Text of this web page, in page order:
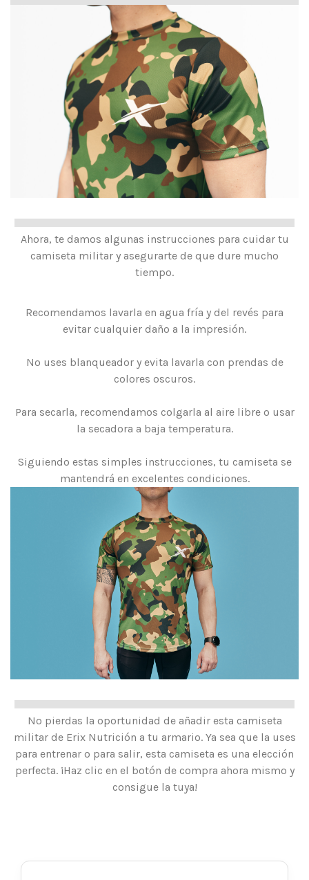
Ahora, te damos algunas instrucciones para cuidar tu
camiseta militar y asegurarte de que dure mucho
tiempo.
Recomendamos lavarla en agua fría y del revés para
evitar cualquier daño a la impresión.
No uses blanqueador y evita lavarla con prendas de
colores oscuros.
Para secarla, recomendamos colgarla al aire libre o usar
la secadora a baja temperatura.
Siguiendo estas simples instrucciones, tu camiseta se
mantendrá en excelentes condiciones.
No pierdas la oportunidad de añadir esta camiseta
militar de Erix Nutrición a tu armario. Ya sea que la uses
para entrenar o para salir, esta camiseta es una elección
perfecta. ¡Haz clic en el botón de compra ahora mismo y
consigue la tuya!